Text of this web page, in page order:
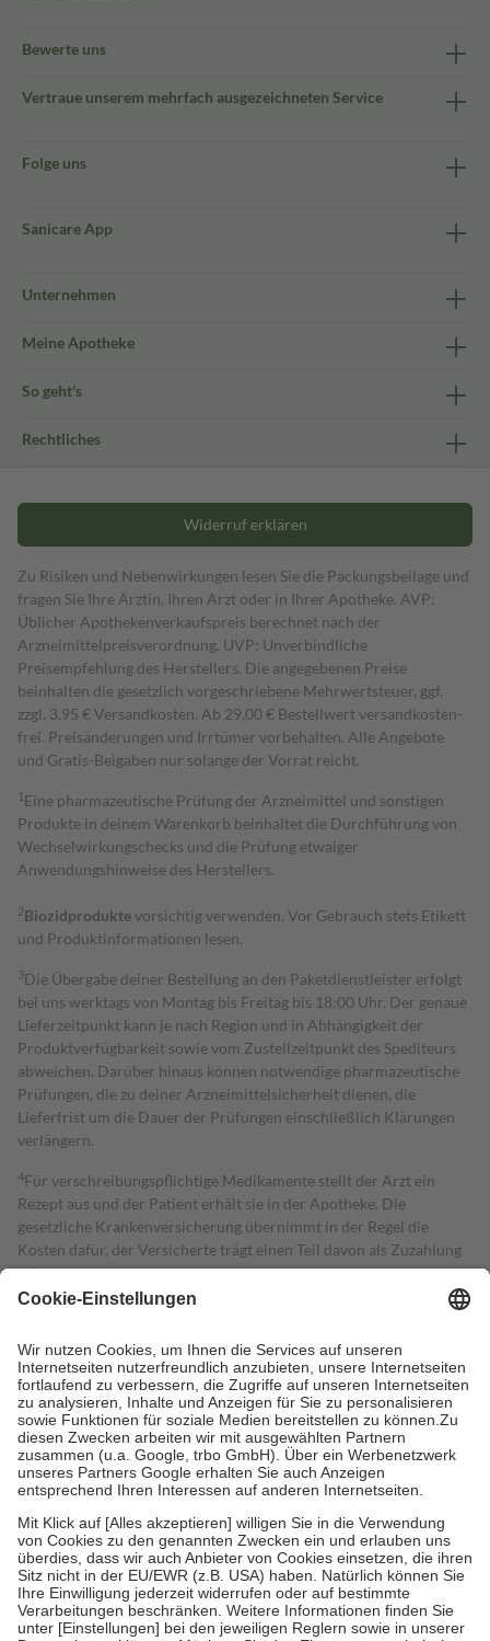
Bewerte uns
Vertraue unserem mehrfach ausgezeichneten Service
Folge uns
Sanicare App
Unternehmen
Meine Apotheke
So geht's
Rechtliches
Widerruf erklären
Zu Risiken und Nebenwirkungen lesen Sie die Packungsbeilage und
fragen Sie Ihre Ärztin, Ihren Arzt oder in Ihrer Apotheke. AVP:
Üblicher Apothekenverkaufspreis berechnet nach der
Arzneimittelpreisverordnung. UVP: Unverbindliche
Preisempfehlung des Herstellers. Die angegebenen Preise
beinhalten die gesetzlich vorgeschriebene Mehrwertsteuer, ggf.
zzgl. 3,95 € Versandkosten. Ab 29,00 € Bestell­wert versand­kosten­
frei. Preisänderungen und Irrtümer vorbehalten. Alle Angebote
und Gratis-Beigaben nur solange der Vorrat reicht.
1 Eine pharmazeutische Prüfung der Arzneimittel und sonstigen
Produkte in deinem Warenkorb beinhaltet die Durchführung von
Wechselwirkungschecks und die Prüfung etwaiger
Anwendungshinweise des Herstellers.
2Biozidproduktevorsichtig verwenden. Vor Gebrauch stets Etikett
und Produktinformationen lesen.
3Die Übergabe deiner Bestellung an den Paketdienstleister erfolgt
bei uns werktags von Montag bis Freitag bis 18:00 Uhr. Der genaue
Lieferzeitpunkt kann je nach Region und in Abhängigkeit der
Produktverfügbarkeit sowie vom Zustellzeitpunkt des Spediteurs
abweichen. Darüber hinaus können notwendige pharmazeutische
Prüfungen, die zu deiner Arzneimittelsicherheit dienen, die
Lieferfrist um die Dauer der Prüfungen einschließlich Klärungen
verlängern.
4Für verschreibungspflichtige Medikamente stellt der Arzt ein
Rezept aus und der Patient erhält sie in der Apotheke. Die
gesetzliche Krankenversicherung übernimmt in der Regel die
Kosten dafür, der Versicherte trägt einen Teil davon als Zuzahlung
mit.
Grundsätzlich leisten Mitglieder Zuzahlungen in Höhe von zehn
höchstens zehn Euro.
Es sind jedoch nie mehr als die tatsächlichen
Kosten der Leistung zu entrichten.
Diese Regeln gelten grundsätzlich auch für Online-Apotheken.
Bei Heilmitteln und häuslicher Krankenpflege beträgt die
Zuzahlung zehn Prozent der Kosten sowie zehn Euro je
Verordnung.
Um das Engagement der Versicherten für ihre eigene Gesundheit zu
stärken und die besondere Stellung der Familie zu unterstützen,
fallenkeine Zuzahlungenan bei:
• Kindern und Jugendlichen bis zum vollendeten 18. Lebensjahr
mit Ausnahme der Fahrkosten
• Untersuchungen zur Vorsorge und Früherkennung, die von der
GKV getragen werden